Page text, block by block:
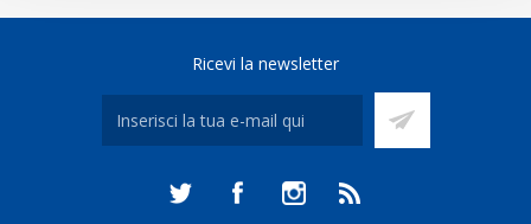
Ricevi la newsletter